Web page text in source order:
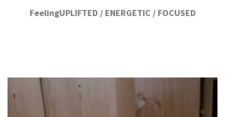
FeelingUPLIFTED / ENERGETIC / FOCUSED